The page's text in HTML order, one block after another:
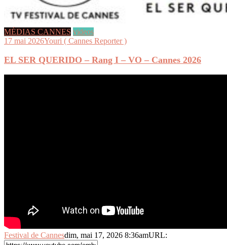
MÉDIAS CANNES videos
17 mai 2026Youri ( Cannes Reporter )
EL SER QUERIDO – Rang I – VO – Cannes 2026
Festival de Cannesdim, mai 17, 2026 8:36amURL: